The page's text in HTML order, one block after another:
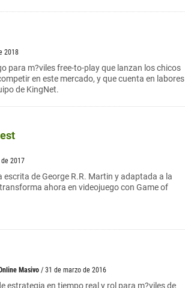
2018
para m?viles free-to-play que lanzan los chicos
en este mercado, y que cuenta en labores
de KingNet.
2017
de George R.R. Martin y adaptada a la
ahora en videojuego con Game of
Masivo / 31 de marzo de 2016
estrategia en tiempo real y rol para m?viles de